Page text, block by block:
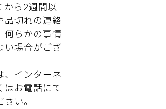
から2週間以
品切れの連絡
何らかの事情
い場合がござ
、インターネ
はお電話にて
い。